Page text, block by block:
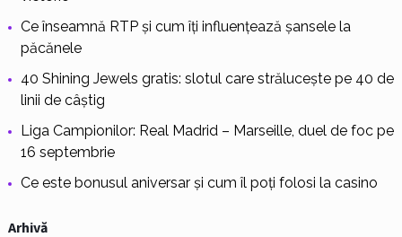
Ce înseamnă RTP și cum îți influențează șansele la
păcănele
40 Shining Jewels gratis: slotul care strălucește pe 40 de
linii de câștig
Liga Campionilor: Real Madrid – Marseille, duel de foc pe
16 septembrie
Ce este bonusul aniversar și cum îl poți folosi la casino
Arhivă